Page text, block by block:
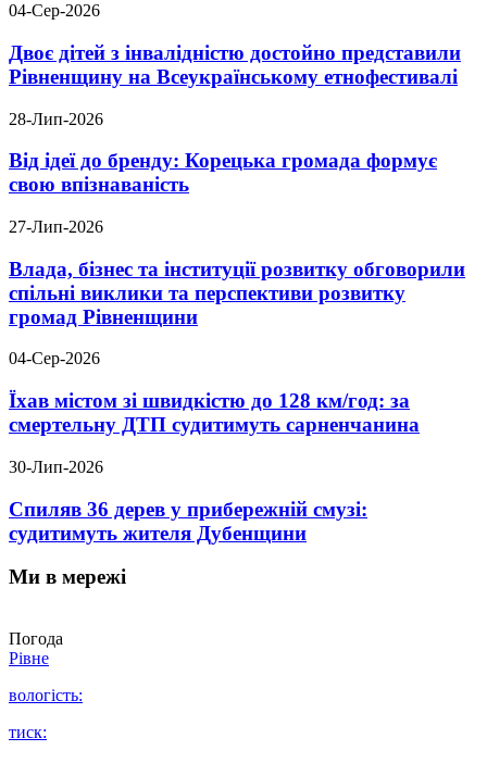
04-Сер-2026
Двоє дітей з інвалідністю достойно представили
Рівненщину на Всеукраїнському етнофестивалі
28-Лип-2026
Від ідеї до бренду: Корецька громада формує
свою впізнаваність
27-Лип-2026
Влада, бізнес та інституції розвитку обговорили
спільні виклики та перспективи розвитку
громад Рівненщини
04-Сер-2026
Їхав містом зі швидкістю до 128 км/год: за
смертельну ДТП судитимуть сарненчанина
30-Лип-2026
Спиляв 36 дерев у прибережній смузі:
судитимуть жителя Дубенщини
Ми в мережі
Погода
Рівне
вологість:
тиск: